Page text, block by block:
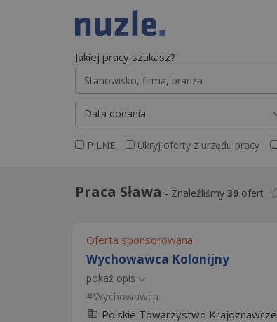
Jakiej pracy szukasz?
Data dodania
PILNE Ukryj oferty z urzędu pracy
Praca Sława - Znaleźliśmy 39 ofert
Oferta sponsorowana
Wychowawca Kolonijny
pokaż opis
Wychowawca
Polskie Towarzystwo Krajoznawcze